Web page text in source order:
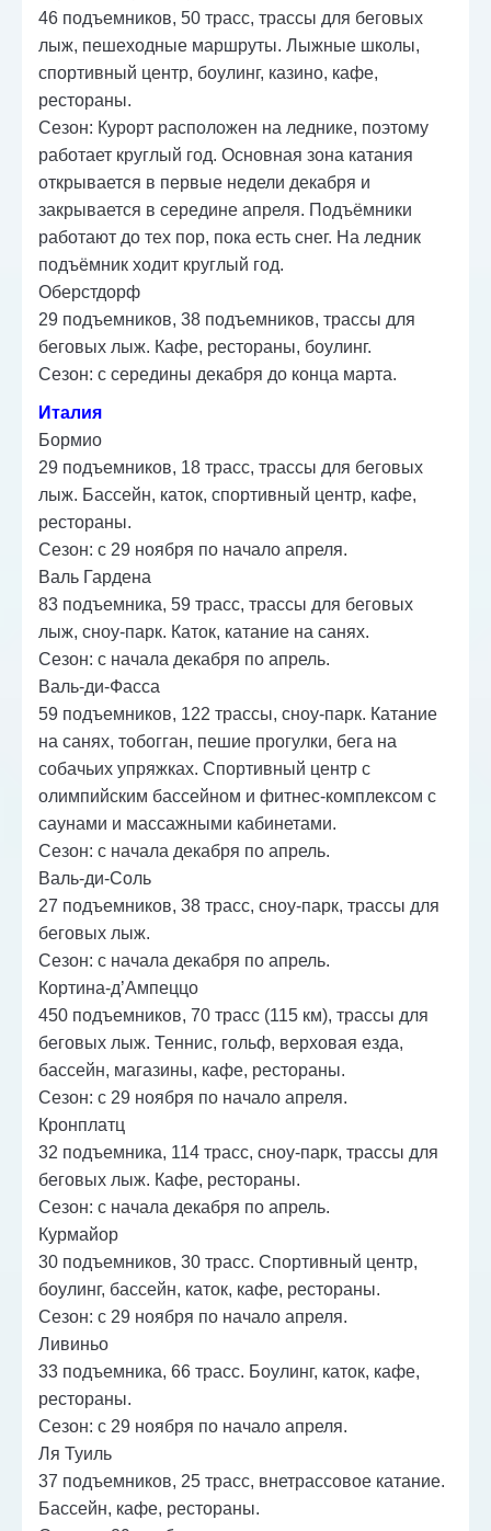
46 подъемников, 50 трасс, трассы для беговых
лыж, пешеходные маршруты. Лыжные школы,
спортивный центр, боулинг, казино, кафе,
рестораны.
Сезон: Курорт расположен на леднике, поэтому
работает круглый год. Основная зона катания
открывается в первые недели декабря и
закрывается в середине апреля. Подъёмники
работают до тех пор, пока есть снег. На ледник
подъёмник ходит круглый год.
Оберстдорф
29 подъемников, 38 подъемников, трассы для
беговых лыж. Кафе, рестораны, боулинг.
Сезон: с середины декабря до конца марта.
Италия
Бормио
29 подъемников, 18 трасс, трассы для беговых
лыж. Бассейн, каток, спортивный центр, кафе,
рестораны.
Сезон: с 29 ноября по начало апреля.
Валь Гардена
83 подъемника, 59 трасс, трассы для беговых
лыж, сноу-парк. Каток, катание на санях.
Сезон: с начала декабря по апрель.
Валь-ди-Фасса
59 подъемников, 122 трассы, сноу-парк. Катание
на санях, тобогган, пешие прогулки, бега на
собачьих упряжках. Спортивный центр с
олимпийским бассейном и фитнес-комплексом с
саунами и массажными кабинетами.
Сезон: с начала декабря по апрель.
Валь-ди-Соль
27 подъемников, 38 трасс, сноу-парк, трассы для
беговых лыж.
Сезон: с начала декабря по апрель.
Кортина-д’Ампеццо
450 подъемников, 70 трасс (115 км), трассы для
беговых лыж. Теннис, гольф, верховая езда,
бассейн, магазины, кафе, рестораны.
Сезон: с 29 ноября по начало апреля.
Кронплатц
32 подъемника, 114 трасс, сноу-парк, трассы для
беговых лыж. Кафе, рестораны.
Сезон: с начала декабря по апрель.
Курмайор
30 подъемников, 30 трасс. Спортивный центр,
боулинг, бассейн, каток, кафе, рестораны.
Сезон: с 29 ноября по начало апреля.
Ливиньо
33 подъемника, 66 трасс. Боулинг, каток, кафе,
рестораны.
Сезон: с 29 ноября по начало апреля.
Ля Туиль
37 подъемников, 25 трасс, внетрассовое катание.
Бассейн, кафе, рестораны.